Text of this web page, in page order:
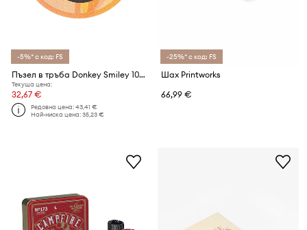
-5%* с код: FS
Пъзел в тръба Donkey Smiley 1000 части
Текуща цена:
32,67 €
Редовна цена:43,41 €
Най-ниска цена:35,23 €
-25%* с код: FS
Шах Printworks
66,99 €